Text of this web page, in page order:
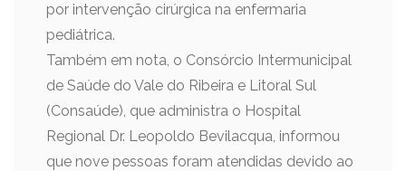
por intervenção cirúrgica na enfermaria
pediátrica.
Também em nota, o Consórcio Intermunicipal
de Saúde do Vale do Ribeira e Litoral Sul
(Consaúde), que administra o Hospital
Regional Dr. Leopoldo Bevilacqua, informou
que nove pessoas foram atendidas devido ao